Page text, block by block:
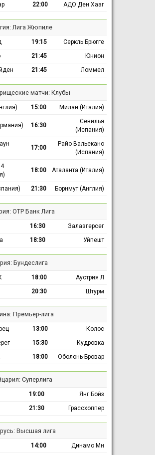
22:00 АДО Ден Хааг
Лига Жюпиле
19:15
Серкль Брюгге
21:45
Юнион
21:45 Ломмел
матчи: Клубы
15:00 Милан (Италия)
16:30
Севилья
(Испания)
17:00
Райо Вальекано
(Испания)
18:00 Аталанта (Италия)
21:30 Борнмут (Англия)
ОТР Банк Лига
16:30
Залаэгерсег
18:30 Уйпешт
Бундеслига
18:00
Аустрия Л
20:30 Штурм
Премьер-лига
13:00
Колос
15:30
Кудровка
18:00 Оболонь-Бровар
Суперлига
19:00
Янг Бойз
21:30 Грассхоппер
Высшая лига
14:00
Динамо Мн